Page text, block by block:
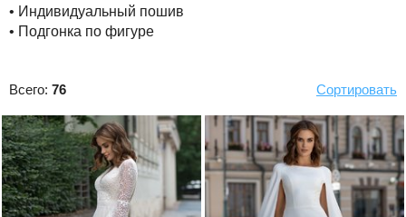
• Индивидуальный пошив
• Подгонка по фигуре
Всего: 76 Сортировать